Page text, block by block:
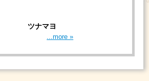
ツナマヨ
...more »